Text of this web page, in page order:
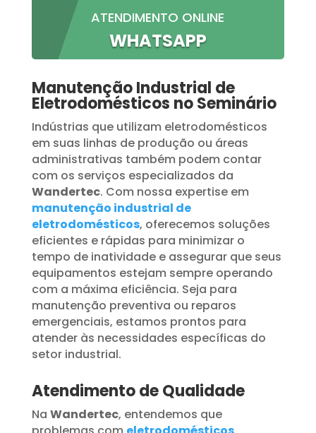
ATENDIMENTO ONLINE
WHATSAPP
Manutenção Industrial de
Eletrodomésticos no Seminário
Indústrias que utilizam eletrodomésticos
em suas linhas de produção ou áreas
administrativas também podem contar
com os serviços especializados da
Wandertec. Com nossa expertise em
manutenção industrial de
eletrodomésticos, oferecemos soluções
eficientes e rápidas para minimizar o
tempo de inatividade e assegurar que seus
equipamentos estejam sempre operando
com a máxima eficiência. Seja para
manutenção preventiva ou reparos
emergenciais, estamos prontos para
atender às necessidades específicas do
setor industrial.
Atendimento de Qualidade
Na Wandertec, entendemos que